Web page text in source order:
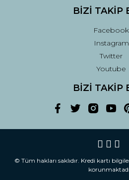
BİZİ TAKİP
Facebook
Instagram
Twitter
Youtube
BİZİ TAKİP
© Tüm hakları saklıdır. Kredi kartı